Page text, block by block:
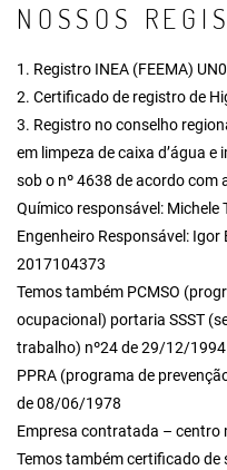
NOSSOS
1. Registro INEA (FEEMA)
2. Certificado de registro de
3. Registro no conselho
em limpeza de caixa d’água
sob o nº 4638 de acordo com
Químico responsável: Michele
Engenheiro Responsável:
2017104373
Temos também PCMSO
ocupacional) portaria SSST
trabalho) nº24 de 29/12/1994
PPRA (programa de
de 08/06/1978
Empresa contratada – centro
Temos também certificado